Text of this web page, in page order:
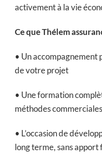
activement à la vie
Ce que Thélem
• Un accompagnement
de votre projet
• Une formation
méthodes commerciales
• L’occasion de
long terme, sans apport